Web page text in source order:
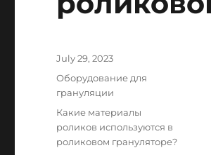
Posted
on
July 29, 2023
Categories
Оборудование для
грануляции
Tags
Какие материалы
роликов используются в
роликовом грануляторе?